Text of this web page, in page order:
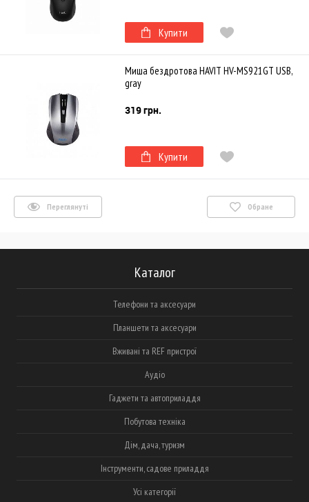
Купити
Миша бездротова HAVIT HV-MS921GT USB,
gray
319 грн.
Купити
Переглянуті Обране
Каталог
Телефони та аксесуари
Планшети та аксесуари
Вживані та REF пристрої
Аудіо
Гаджети та автоприладдя
Побутова техніка
Дім, дача, туризм
Інструменти, садове приладдя
Усі категорії